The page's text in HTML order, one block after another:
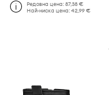
Редовна цена:87,38 €
Най-ниска цена:42,99 €